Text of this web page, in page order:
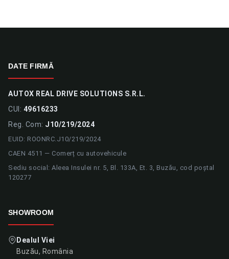
DATE FIRMĂ
AUTOX REAL DRIVE SOLUTIONS S.R.L.
CUI: 49616233
Reg. Com: J10/219/2024
EUID: ROONRC.J10/219/2024
CAEN 4511 — Comerț cu autovehicule
Sediu social: Aleea Insulei nr. 5, Bl. 133A, Et. 3, Buzău, cod poștal
120277
SHOWROOM
Dealul Viei
Buzău, România